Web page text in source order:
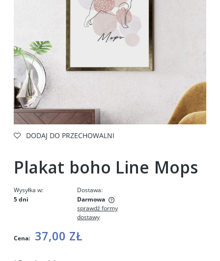
DODAJ DO PRZECHOWALNI
Plakat boho Line Mops
Wysyłka w:
5 dni
Dostawa:
Darmowa
Cena nie zawiera ewentualnych kosztów płatności
sprawdź formy
dostawy
Cena: 37,00 ZŁ